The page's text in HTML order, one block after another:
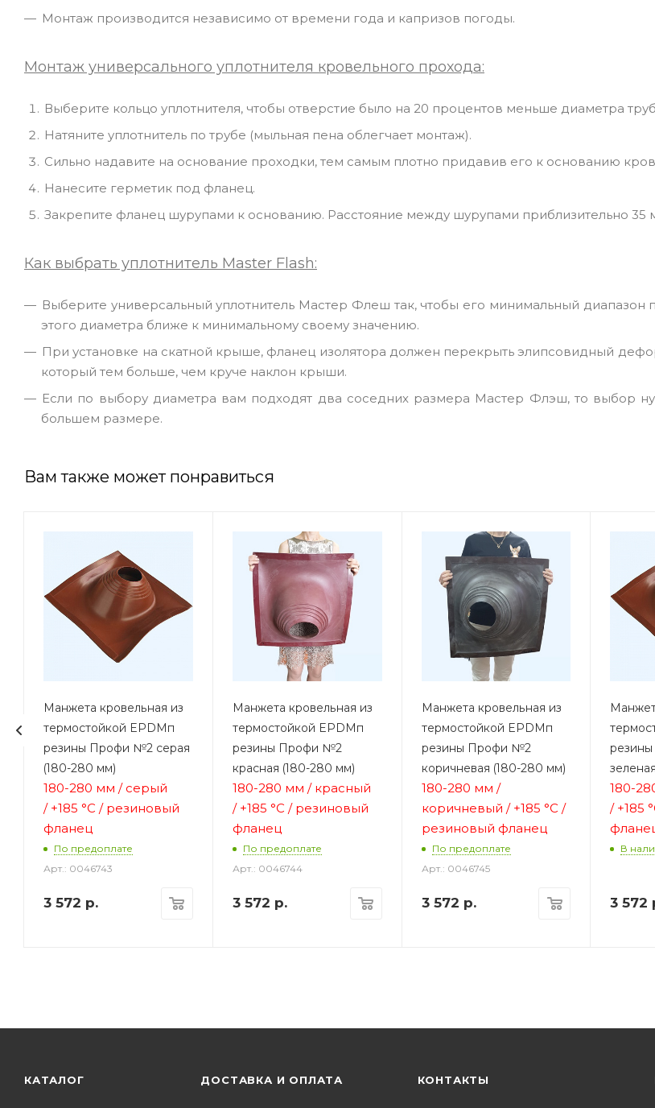
Монтаж производится независимо от времени года и капризов погоды.
Монтаж универсального уплотнителя кровельного прохода:
Выберите кольцо уплотнителя, чтобы отверстие было на 20 процентов меньше диаметра
Натяните уплотнитель по трубе (мыльная пена облегчает монтаж).
Сильно надавите на основание проходки, тем самым плотно придавив его к основанию
Нанесите герметик под фланец.
Закрепите фланец шурупами к основанию. Расстояние между шурупами приблизительно 35
Как выбрать уплотнитель Master Flash:
Выберите универсальный уплотнитель Мастер Флеш так, чтобы его минимальный диапазон
этого диаметра ближе к минимальному своему значению.
При установке на скатной крыше, фланец изолятора должен перекрыть элипсовидный
который тем больше, чем круче наклон крыши.
Если по выбору диаметра вам подходят два соседних размера Мастер Флэш, то выбор
большем размере.
Вам также может понравиться
Манжета кровельная из
термостойкой EPDMп
резины Профи №2 серая
(180-280 мм)
180-280 мм / серый
/ +185 °C / резиновый
фланец
По предоплате
Арт.: 0046743
3 572 р.
Манжета кровельная из
термостойкой EPDMп
резины Профи №2
красная (180-280 мм)
180-280 мм / красный
/ +185 °C / резиновый
фланец
По предоплате
Арт.: 0046744
3 572 р.
Манжета кровельная из
термостойкой EPDMп
резины Профи №2
коричневая (180-280 мм)
180-280 мм /
коричневый / +185 °C /
резиновый фланец
По предоплате
Арт.: 0046745
3 572 р.
180-
/ +185
В
3 572
КАТАЛОГ ДОСТАВКА И ОПЛАТА КОНТАКТЫ